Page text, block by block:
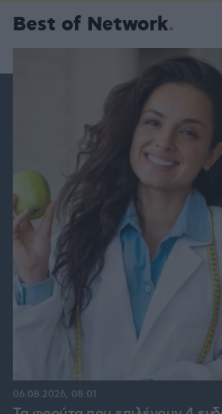
Best of Network
06.08.2026, 08:01